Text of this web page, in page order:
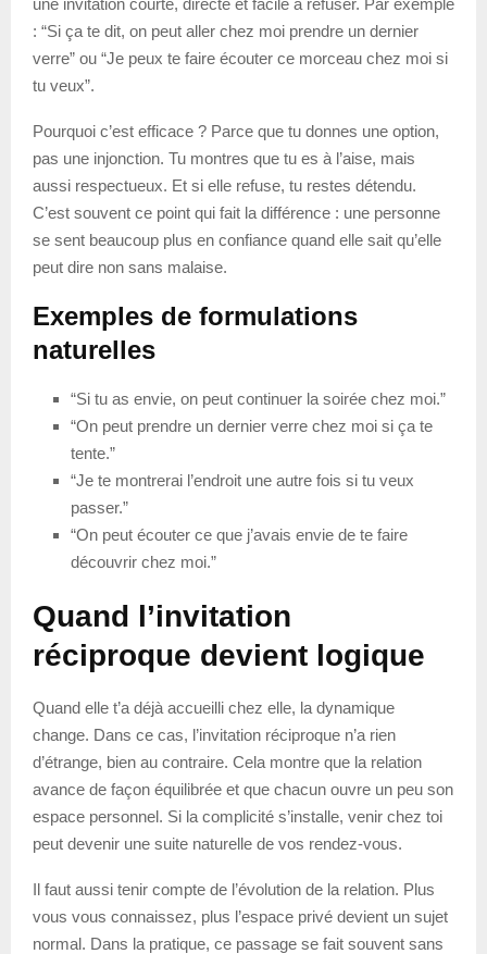
: “Si ça te dit, on peut aller chez moi prendre un dernier
verre” ou “Je peux te faire écouter ce morceau chez moi si
tu veux”.
Pourquoi c’est efficace ? Parce que tu donnes une option,
pas une injonction. Tu montres que tu es à l’aise, mais
aussi respectueux. Et si elle refuse, tu restes détendu.
C’est souvent ce point qui fait la différence : une personne
se sent beaucoup plus en confiance quand elle sait qu’elle
peut dire non sans malaise.
Exemples de formulations
naturelles
“Si tu as envie, on peut continuer la soirée chez moi.”
“On peut prendre un dernier verre chez moi si ça te
tente.”
“Je te montrerai l’endroit une autre fois si tu veux
passer.”
“On peut écouter ce que j’avais envie de te faire
découvrir chez moi.”
Quand l’invitation
réciproque devient logique
Quand elle t’a déjà accueilli chez elle, la dynamique
change. Dans ce cas, l’invitation réciproque n’a rien
d’étrange, bien au contraire. Cela montre que la relation
avance de façon équilibrée et que chacun ouvre un peu son
espace personnel. Si la complicité s’installe, venir chez toi
peut devenir une suite naturelle de vos rendez-vous.
Il faut aussi tenir compte de l’évolution de la relation. Plus
vous vous connaissez, plus l’espace privé devient un sujet
normal. Dans la pratique, ce passage se fait souvent sans